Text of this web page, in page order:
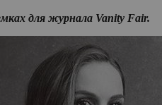
для журнала Vanity Fair.